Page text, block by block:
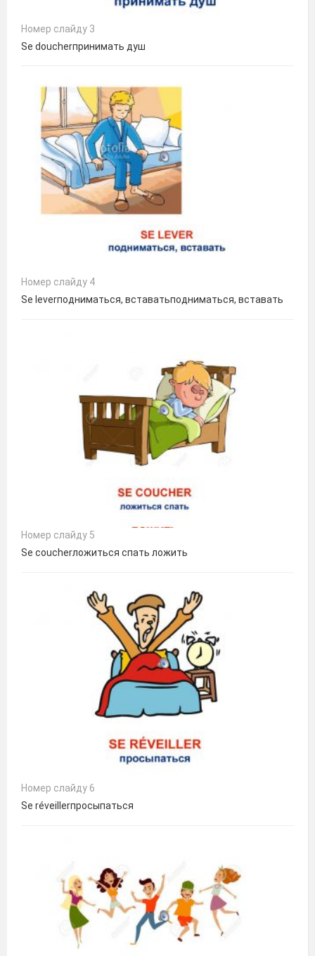
Номер слайду 3
Se doucherпринимать душ
Номер слайду 4
Se leverподниматься, вставатьподниматься, вставать
Номер слайду 5
Se coucherложиться спать ложить
Номер слайду 6
Se réveillerпросыпаться